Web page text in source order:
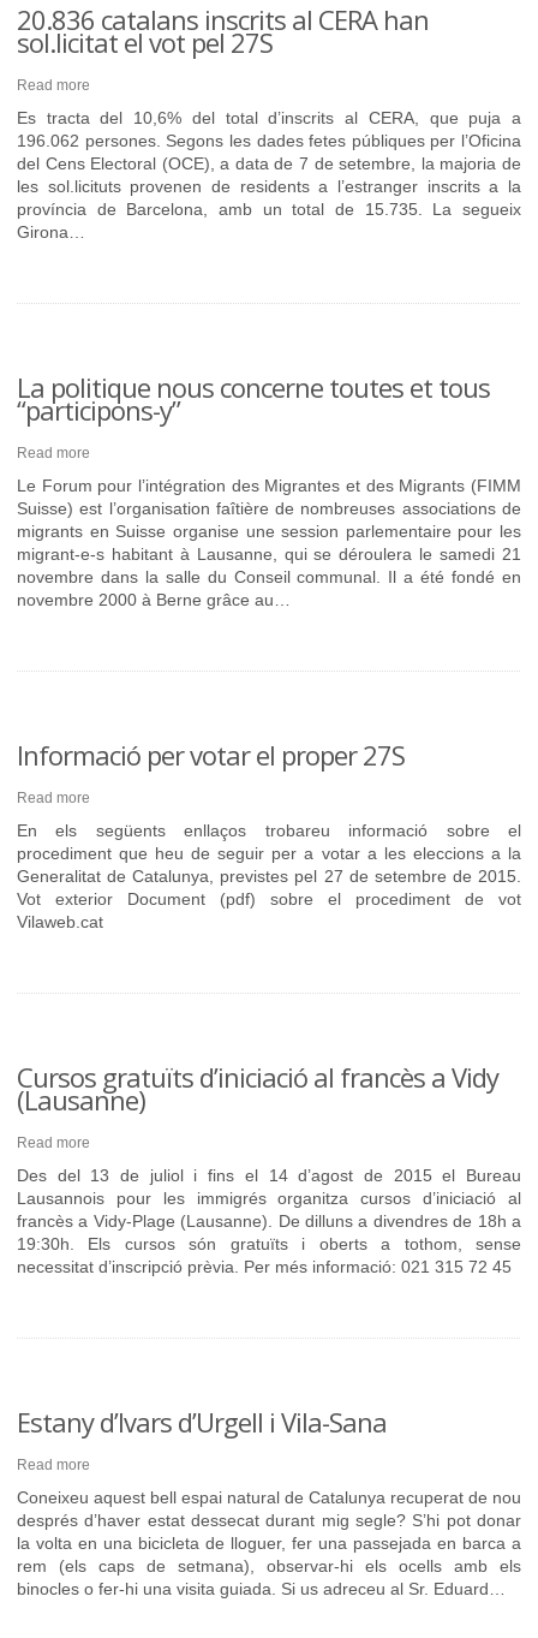
20.836 catalans inscrits al CERA han
sol.licitat el vot pel 27S
Read more
Es tracta del 10,6% del total d’inscrits al CERA, que puja a
196.062 persones. Segons les dades fetes públiques per l’Oficina
del Cens Electoral (OCE), a data de 7 de setembre, la majoria de
les sol.licituts provenen de residents a l’estranger inscrits a la
província de Barcelona, amb un total de 15.735. La segueix
Girona…
La politique nous concerne toutes et tous
“participons-y”
Read more
Le Forum pour l’intégration des Migrantes et des Migrants (FIMM
Suisse) est l’organisation faîtière de nombreuses associations de
migrants en Suisse organise une session parlementaire pour les
migrant-e-s habitant à Lausanne, qui se déroulera le samedi 21
novembre dans la salle du Conseil communal. Il a été fondé en
novembre 2000 à Berne grâce au…
Informació per votar el proper 27S
Read more
En els següents enllaços trobareu informació sobre el
procediment que heu de seguir per a votar a les eleccions a la
Generalitat de Catalunya, previstes pel 27 de setembre de 2015.
Vot exterior Document (pdf) sobre el procediment de vot
Vilaweb.cat
Cursos gratuïts d’iniciació al francès a Vidy
(Lausanne)
Read more
Des del 13 de juliol i fins el 14 d’agost de 2015 el Bureau
Lausannois pour les immigrés organitza cursos d’iniciació al
francès a Vidy-Plage (Lausanne). De dilluns a divendres de 18h a
19:30h. Els cursos són gratuïts i oberts a tothom, sense
necessitat d’inscripció prèvia. Per més informació: 021 315 72 45
Estany d’Ivars d’Urgell i Vila-Sana
Read more
Coneixeu aquest bell espai natural de Catalunya recuperat de nou
després d’haver estat dessecat durant mig segle? S’hi pot donar
la volta en una bicicleta de lloguer, fer una passejada en barca a
rem (els caps de setmana), observar-hi els ocells amb els
binocles o fer-hi una visita guiada. Si us adreceu al Sr. Eduard…